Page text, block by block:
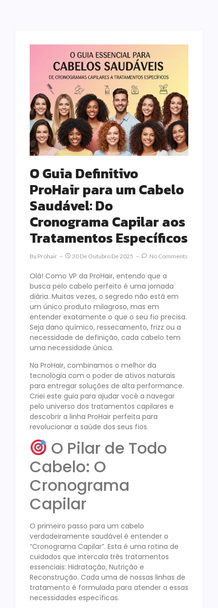
O Guia Definitivo
ProHair para um Cabelo
Saudável: Do
Cronograma Capilar aos
Tratamentos Específicos
By Prohair 30 De Outubro De 2025 No Comments
Olá! Como VP da ProHair, entendo que a
busca pelo cabelo perfeito é uma jornada
diária. Muitas vezes, o segredo não está em
um único produto milagroso, mas em
entender exatamente o que o seu fio precisa.
Seja dano químico, ressecamento, frizz ou a
necessidade de definição, cada cabelo tem
uma necessidade única.
Na ProHair, combinamos o melhor da
tecnologia com o poder de ativos naturais
para entregar soluções de alta performance.
Criei este guia para ajudar você a navegar
pelo universo dos tratamentos capilares e
descobrir a linha ProHair perfeita para
revolucionar a saúde dos seus fios.
O Pilar de Todo
Cabelo: O
Cronograma
Capilar
O primeiro passo para um cabelo
verdadeiramente saudável é entender o
“Cronograma Capilar”. Esta é uma rotina de
cuidados que intercala três tratamentos
essenciais: Hidratação, Nutrição e
Reconstrução. Cada uma de nossas linhas de
tratamento é formulada para atender a essas
necessidades específicas.